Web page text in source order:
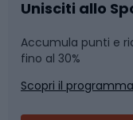
Caschi da
Skitouring
Nuoto
Pattinaggio
Unisciti allo
Accumula punti e
fino al 30%
Scopri il